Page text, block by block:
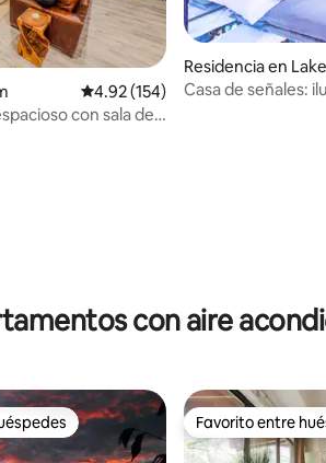
evaluaciones
Calificación promedio: 4.92 de 5;
4.92 (154)
con sala de
Residencia en
Casa de señales:
con aire
entre huéspedes Favorito entre
Favorito entre